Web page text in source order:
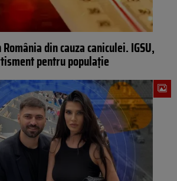
din cauza caniculei. IGSU,
pentru populație